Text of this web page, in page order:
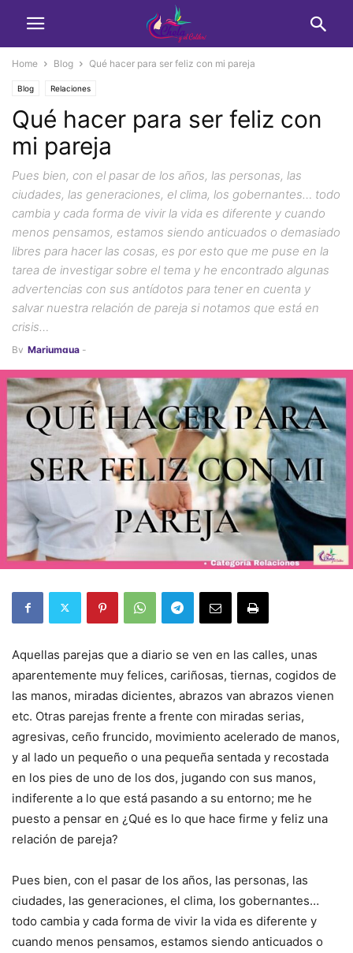
Home Blog Qué hacer para ser feliz con mi pareja
Blog Relaciones
Qué hacer para ser feliz con
mi pareja
Pues bien, con el pasar de los años, las personas, las
ciudades, las generaciones, el clima, los gobernantes… todo
cambia y cada forma de vivir la vida es diferente y cuando
menos pensamos, estamos siendo anticuados o demasiado
libres para hacer las cosas, es por esto que me puse en la
tarea de investigar sobre el tema y he encontrado algunas
advertencias con sus antídotos para tener en cuenta y
salvar nuestra relación de pareja si notamos que está en
crisis…
By Marjumgua -
Aquellas parejas que a diario se ven en las calles, unas
aparentemente muy felices, cariñosas, tiernas, cogidos de
las manos, miradas dicientes, abrazos van abrazos vienen
etc. Otras parejas frente a frente con miradas serias,
agresivas, ceño fruncido, movimiento acelerado de manos,
y al lado un pequeño o una pequeña sentada y recostada
en los pies de uno de los dos, jugando con sus manos,
indiferente a lo que está pasando a su entorno; me he
puesto a pensar en ¿Qué es lo que hace firme y feliz una
relación de pareja?
Pues bien, con el pasar de los años, las personas, las
ciudades, las generaciones, el clima, los gobernantes…
todo cambia y cada forma de vivir la vida es diferente y
cuando menos pensamos, estamos siendo anticuados o